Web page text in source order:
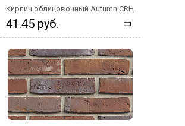
Кирпич облицовочный Autumn CRH
41.45 руб.